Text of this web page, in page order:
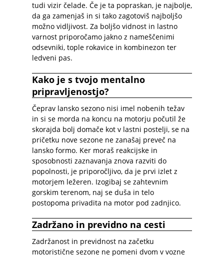
tudi vizir čelade. Če je ta popraskan, je najbolje,
da ga zamenjaš in si tako zagotoviš najboljšo
možno vidljivost. Za boljšo vidnost in lastno
varnost priporočamo jakno z nameščenimi
odsevniki, tople rokavice in kombinezon ter
ledveni pas.
Kako je s tvojo mentalno
pripravljenostjo?
Čeprav lansko sezono nisi imel nobenih težav
in si se morda na koncu na motorju počutil že
skorajda bolj domače kot v lastni postelji, se na
pričetku nove sezone ne zanašaj preveč na
lansko formo. Ker moraš reakcijske in
sposobnosti zaznavanja znova razviti do
popolnosti, je priporočljivo, da je prvi izlet z
motorjem ležeren. Izogibaj se zahtevnim
gorskim terenom, naj se duša in telo
postopoma privadita na motor pod zadnjico.
Zadržano in previdno na cesti
Zadržanost in previdnost na začetku
motoristične sezone ne pomeni dvom v vozne